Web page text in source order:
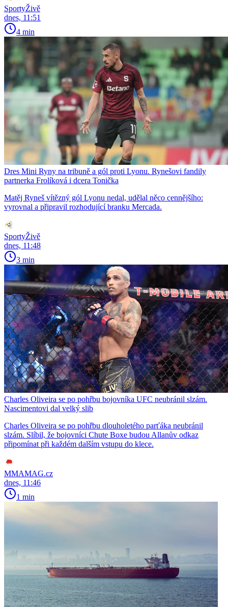
SportyŽivě
dnes, 11:51
4 min
Dres Mini Ryny na tribuně a gól proti Lyonu. Rynešovi fandily
partnerka Frolíková i dcera Tonička
Matěj Ryneš vítězný gól Lyonu nedal, udělal něco cennějšího:
vyrovnal a připravil rozhodující branku Mercada.
SportyŽivě
dnes, 11:48
3 min
Charles Oliveira se po pohřbu bojovníka UFC neubránil slzám.
Nascimentovi dal velký slib
Charles Oliveira se po pohřbu dlouholetého parťáka neubránil
slzám. Slíbil, že bojovníci Chute Boxe budou Allanův odkaz
připomínat při každém dalším vstupu do klece.
MMAMAG.cz
dnes, 11:46
1 min